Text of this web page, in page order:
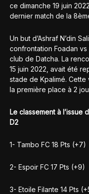
ce dimanche 19 juin
dernier match de la
Un but d’Ashraf N’din
confrontation Foadan vs
club de Datcha. La
15 juin 2022, avait été
stade de Kpalimé.
la première place à 2
Le classement à
D2
1- Tambo FC 18 Pts (+7)
2- Espoir FC 17 Pts (+9)
3- Etoile Filante 14 Pts